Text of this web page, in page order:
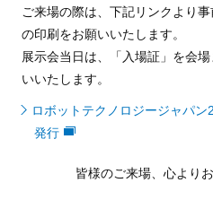
ご来場の際は、下記リンクより
の印刷をお願いいたします。
展示会当日は、「入場証」を会
いいたします。
ロボットテクノロジージャパ
発行
皆様のご来場、心より